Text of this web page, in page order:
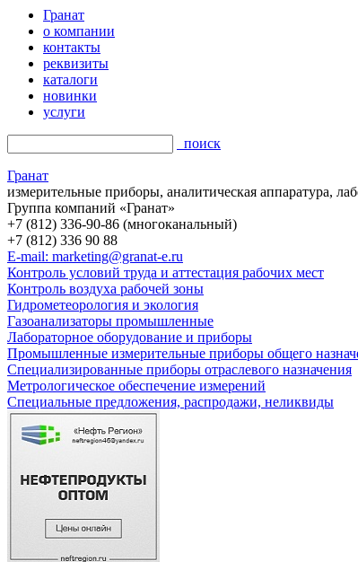
Гранат
о компании
контакты
реквизиты
каталоги
новинки
услуги
поиск
Гранат
измерительные приборы, аналитическая аппаратура,
Группа компаний «Гранат»
+7 (812) 336-90-86 (многоканальный)
+7 (812) 336 90 88
E-mail: marketing@granat-e.ru
Контроль условий труда и аттестация рабочих мест
Контроль воздуха рабочей зоны
Гидрометеорология и экология
Газоанализаторы промышленные
Лабораторное оборудование и приборы
Промышленные измерительные приборы общего
Специализированные приборы отраслевого назначения
Метрологическое обеспечение измерений
Специальные предложения, распродажи, неликвиды